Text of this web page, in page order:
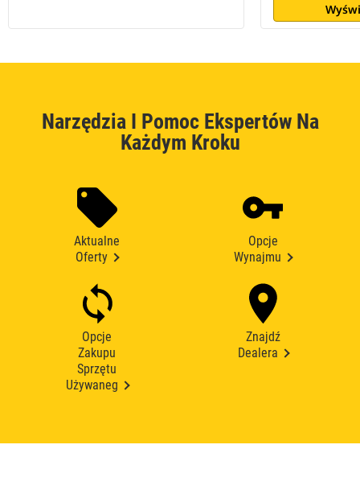
Narzędzia I Pomoc Ekspertów Na
Każdym Kroku
Aktualne
Oferty
Opcje
Wynajmu
Opcje
Zakupu
Sprzętu
Używaneg
Znajdź
Dealera